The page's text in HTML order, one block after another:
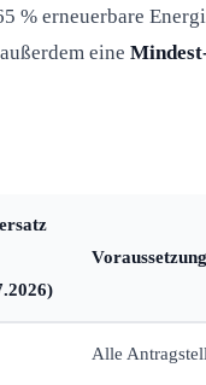
% erneuerbare
eine
Voraussetzung
Alle